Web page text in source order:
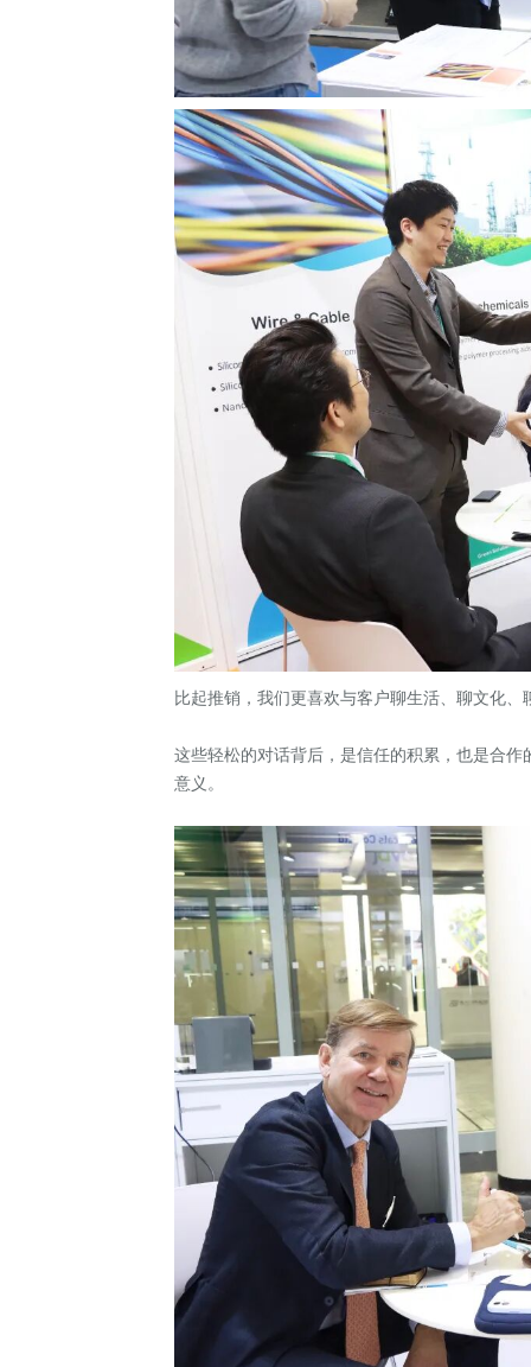
比起推销，我们更喜欢与客户聊生活、聊文化、
这些轻松的对话背后，是信任的积累，也是合
意义。